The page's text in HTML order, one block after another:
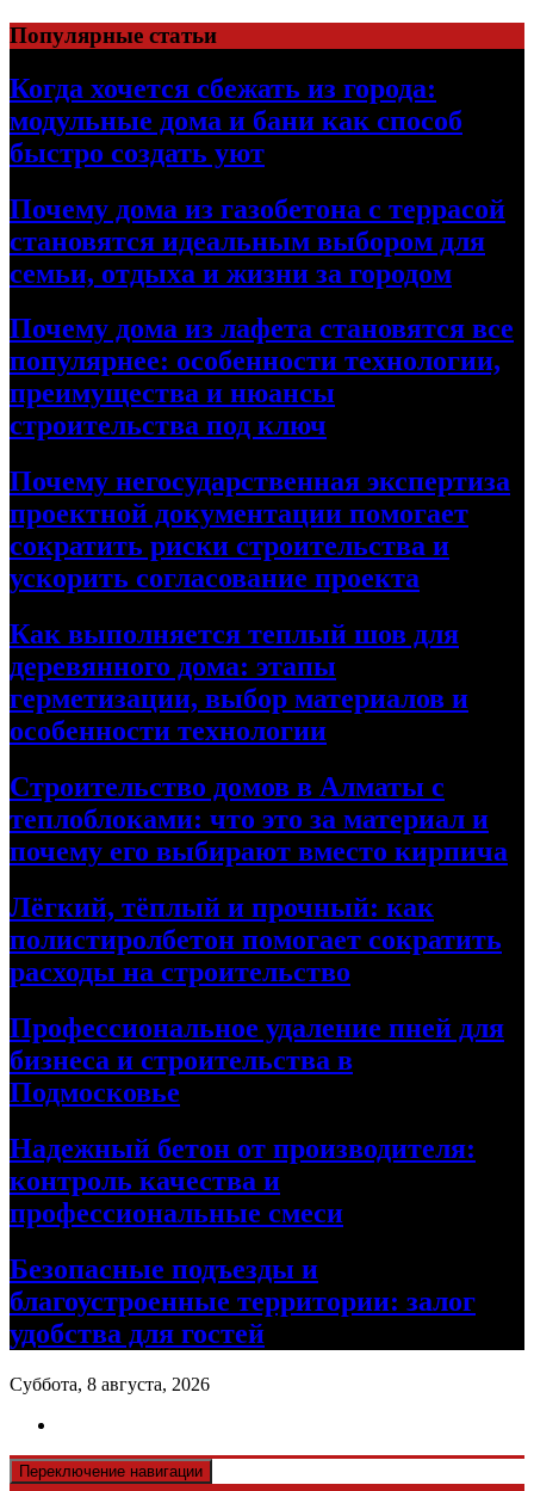
Перейти
к
содержимому
Популярные статьи
Когда хочется сбежать из города:
модульные дома и бани как способ
быстро создать уют
Почему дома из газобетона с террасой
становятся идеальным выбором для
семьи, отдыха и жизни за городом
Почему дома из лафета становятся все
популярнее: особенности технологии,
преимущества и нюансы
строительства под ключ
Почему негосударственная экспертиза
проектной документации помогает
сократить риски строительства и
ускорить согласование проекта
Как выполняется теплый шов для
деревянного дома: этапы
герметизации, выбор материалов и
особенности технологии
Строительство домов в Алматы с
теплоблоками: что это за материал и
почему его выбирают вместо кирпича
Лёгкий, тёплый и прочный: как
полистиролбетон помогает сократить
расходы на строительство
Профессиональное удаление пней для
бизнеса и строительства в
Подмосковье
Надежный бетон от производителя:
контроль качества и
профессиональные смеси
Безопасные подъезды и
благоустроенные территории: залог
удобства для гостей
Суббота, 8 августа, 2026
Переключение навигации